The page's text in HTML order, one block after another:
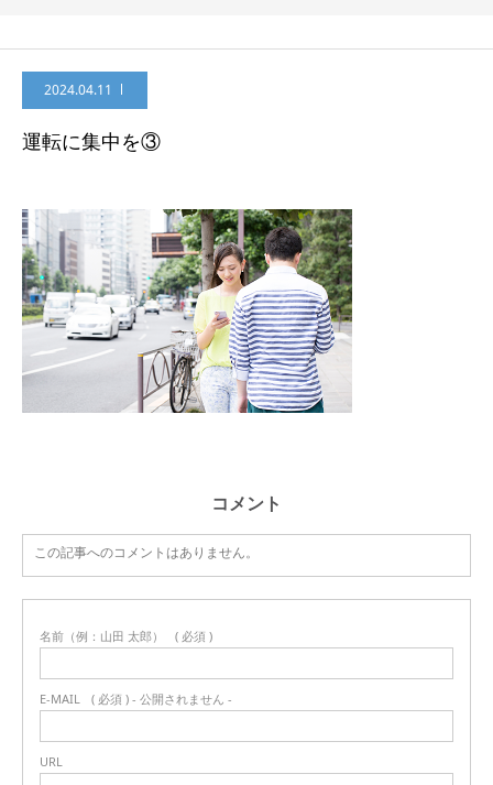
2024.04.11
運転に集中を③
コメント
この記事へのコメントはありません。
名前（例：山田 太郎） ( 必須 )
E-MAIL ( 必須 ) - 公開されません -
URL